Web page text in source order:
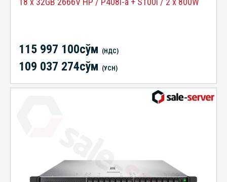
115 997 100сўм (НДС)
109 037 274сўм (УСН)